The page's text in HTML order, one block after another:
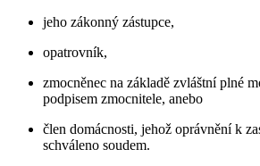
jeho zákonný zástupce,
opatrovník,
zmocněnec na základě zvláštní plné
podpisem zmocnitele, anebo
člen domácnosti, jehož oprávnění k
schváleno soudem.